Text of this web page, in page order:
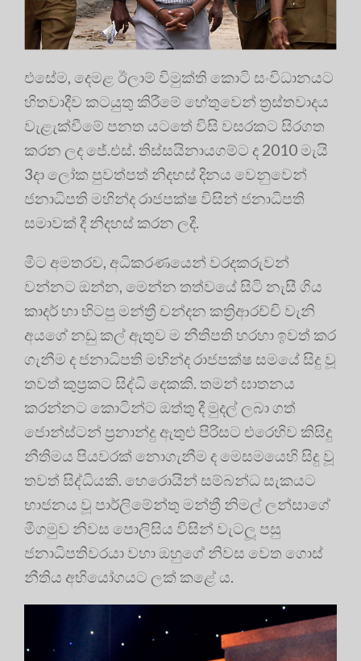
එසේම, දෙමළ ඊලාම් විමුක්ති කොටි සංවිධානයට
හිතවාදීව කටයුතු කිරීමේ හේතුවෙන් ත්‍රස්තවාදය
වැළැක්වීමේ පනත යටතේ විසි වසරකට සිරගත
කරන ලද ජේ.එස්. තිස්සයිනායගම්ට ද 2010 මැයි
3දා ලෝක පුවත්පත් නිදහස් දිනය වෙනුවෙන්
ජනාධිපති මහින්ද රාජපක්ෂ විසින් ජනාධිපති
සමාවක් දී නිදහස් කරන ලදී.
මීට අමතරව, අධිකරණයෙන් වරදකරුවන්
වන්නට ඔන්න, මෙන්න තත්වයේ සිටි නැසී ගිය
කාදර් හා හිටපු මන්ත්‍රී චන්දන කත්‍රිආරච්චි වැනි
අයගේ නඩු කල් ඇතුව ම නීතිපති හරහා ඉවත් කර
ගැනීම ද ජනාධිපති මහින්ද රාජපක්ෂ සමයේ සිදු වූ
තවත් කුප්‍රකට සිද්ධි දෙකකි. තමන් ඝාතනය
කරන්නට කොටින්ට ඔත්තු දී මුදල් ලබා ගත්
ජොන්ස්ටන් ප්‍රනාන්දු ඇතුළු පිරිසට එරෙහිව කිසිදු
නීතිමය පියවරක් නොගැනීම ද මෙසමයෙහි සිදු වූ
තවත් සිද්ධියකි. හෙරොයින් සම්බන්ධ සැකයට
භාජනය වූ පාර්ලිමේන්තු මන්ත්‍රී නිමල් ලන්සාගේ
මීගමුව නිවස පොලිසිය විසින් වැටලූ පසු
ජනාධිපතිවරයා වහා ඔහුගේ නිවස වෙත ගොස්
නීතිය අභියෝගයට ලක් කළේ ය.